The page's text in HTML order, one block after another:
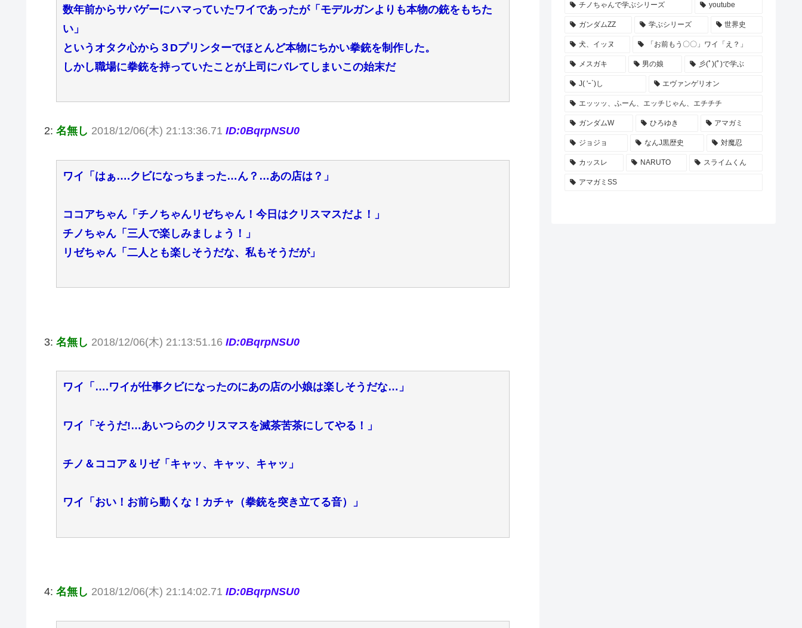
数年前からサバゲーにハマっていたワイであったが「モデルガンよりも本物の銃をもちた
い」
というオタク心から３Dプリンターでほとんど本物にちかい拳銃を制作した。
しかし職場に拳銃を持っていたことが上司にバレてしまいこの始末だ
2: 名無し 2018/12/06(木) 21:13:36.71 ID:0BqrpNSU0
ワイ「はぁ….クビになっちまった…ん？…あの店は？」
ココアちゃん「チノちゃんリゼちゃん！今日はクリスマスだよ！」
チノちゃん「三人で楽しみましょう！」
リゼちゃん「二人とも楽しそうだな、私もそうだが」
3: 名無し 2018/12/06(木) 21:13:51.16 ID:0BqrpNSU0
ワイ「….ワイが仕事クビになったのにあの店の小娘は楽しそうだな…」
ワイ「そうだ!…あいつらのクリスマスを滅茶苦茶にしてやる！」
チノ＆ココア＆リゼ「キャッ、キャッ、キャッ」
ワイ「おい！お前ら動くな！カチャ（拳銃を突き立てる音）」
4: 名無し 2018/12/06(木) 21:14:02.71 ID:0BqrpNSU0
チノちゃんで学ぶシリーズ youtube
ガンダムZZ 学ぶシリーズ 世界史
犬、イッヌ 「お前もう〇〇」ワイ「え？」
メスガキ 男の娘 彡(ﾟ)(ﾟ)で学ぶ
J( 'ｰ`)し エヴァンゲリオン
エッッッ、ふーん、エッチじゃん、エチチチ
ガンダムW ひろゆき アマガミ
ジョジョ なんJ黒歴史 対魔忍
カッスレ NARUTO スライムくん
アマガミSS